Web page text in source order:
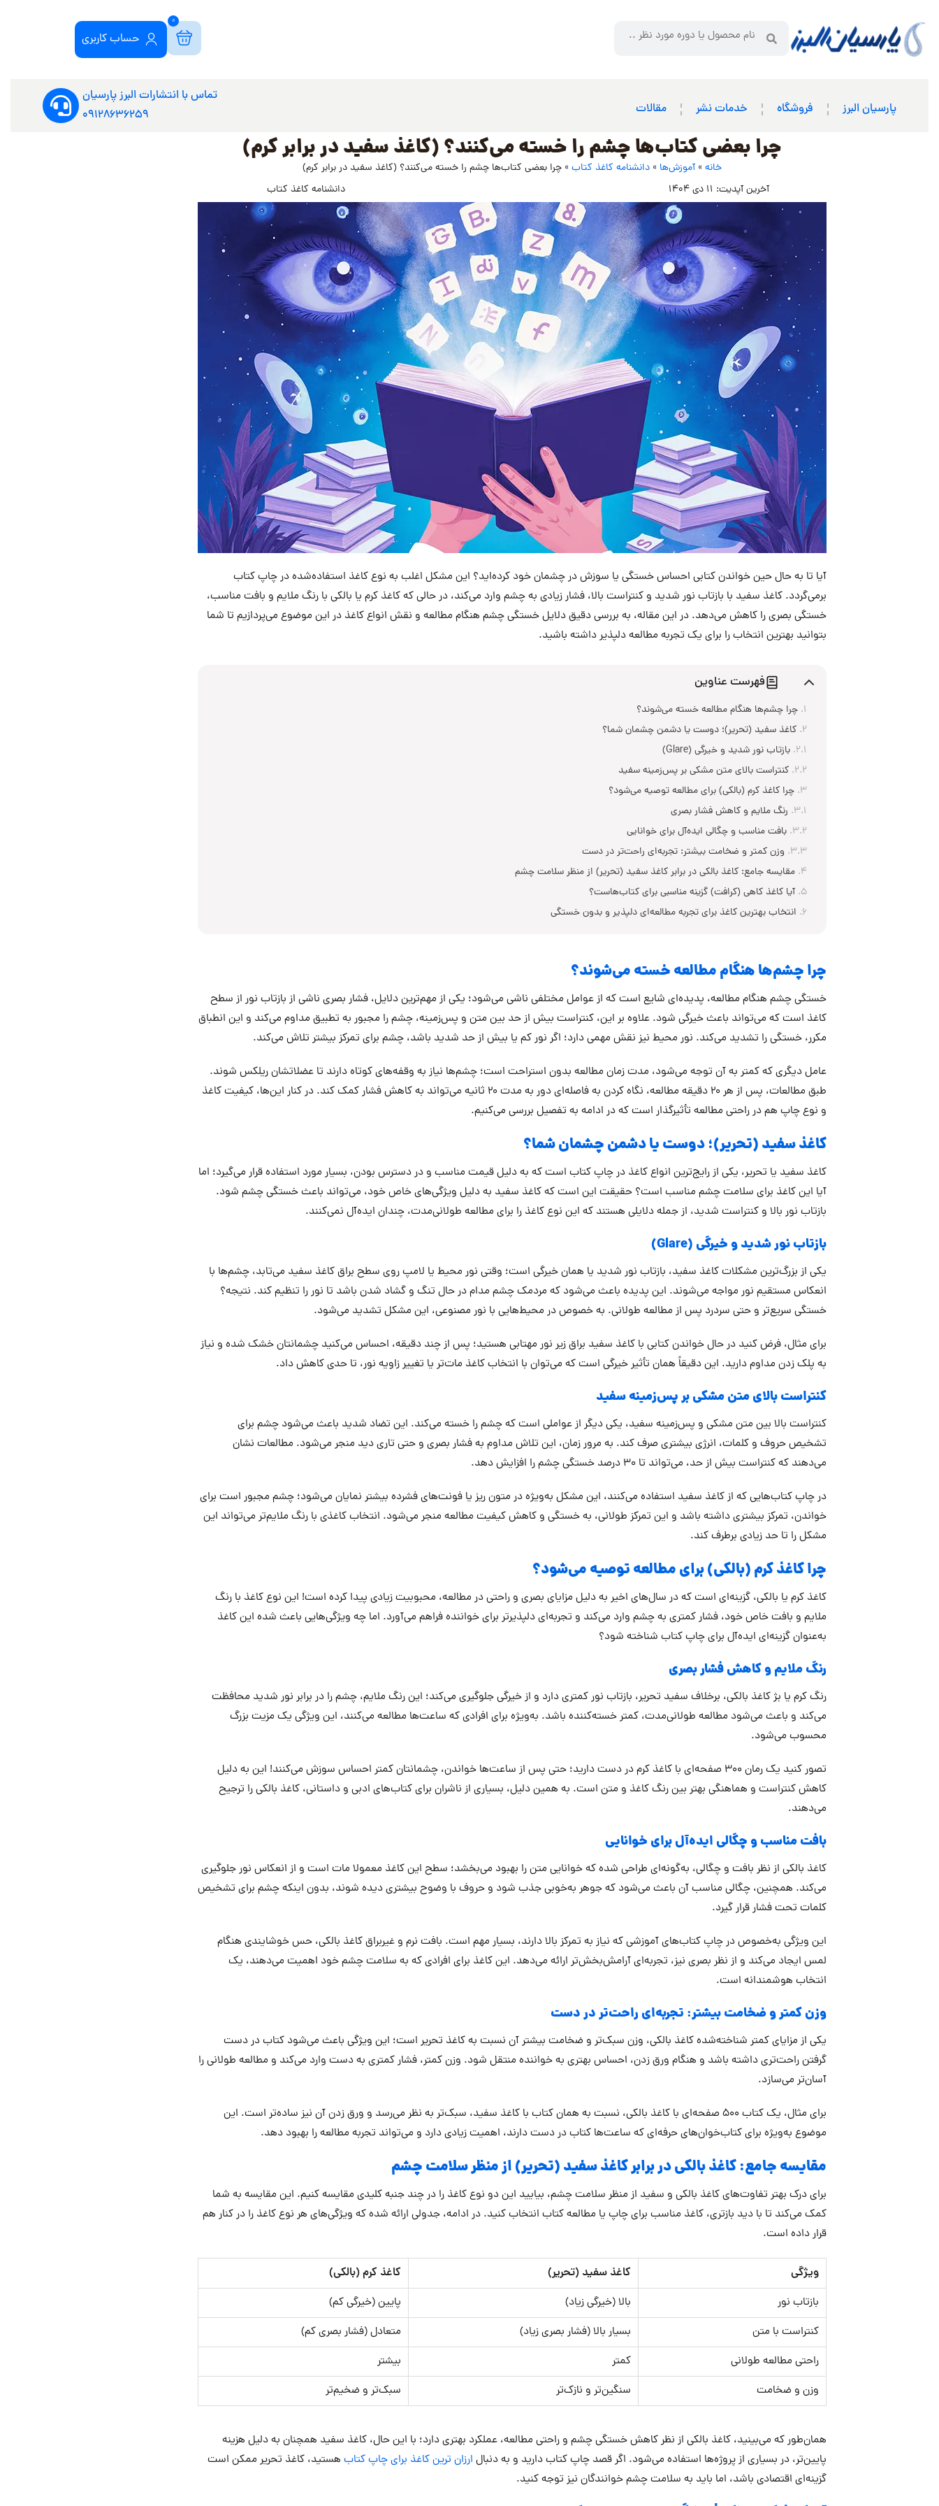
حساب کاربری
0
پارسیان البرز فروشگاه خدمات نشر مقالات
تماس با انتشارات البرز پارسیان
09128636259
چرا بعضی کتاب‌ها چشم را خسته می‌کنند؟ (کاغذ سفید در برابر کرم)
خانه » آموزش‌ها » دانشنامه کاغذ کتاب » چرا بعضی کتاب‌ها چشم را خسته می‌کنند؟ (کاغذ سفید در برابر کرم)
آخرین آپدیت: 11 دی 1404
دانشنامه کاغذ کتاب
آیا تا به حال حین خواندن کتابی احساس خستگی یا سوزش در چشمان خود کرده‌اید؟ این مشکل اغلب به نوع کاغذ استفاده‌شده در چاپ کتاب
برمی‌گردد. کاغذ سفید با بازتاب نور شدید و کنتراست بالا، فشار زیادی به چشم وارد می‌کند، در حالی که کاغذ کرم یا بالکی با رنگ ملایم و بافت مناسب،
خستگی بصری را کاهش می‌دهد. در این مقاله، به بررسی دقیق دلایل خستگی چشم هنگام مطالعه و نقش انواع کاغذ در این موضوع می‌پردازیم تا شما
بتوانید بهترین انتخاب را برای یک تجربه مطالعه دلپذیر داشته باشید.
فهرست عناوین
چرا چشم‌ها هنگام مطالعه خسته می‌شوند؟
کاغذ سفید (تحریر)؛ دوست یا دشمن چشمان شما؟
بازتاب نور شدید و خیرگی (Glare)
کنتراست بالای متن مشکی بر پس‌زمینه سفید
چرا کاغذ کرم (بالکی) برای مطالعه توصیه می‌شود؟
رنگ ملایم و کاهش فشار بصری
بافت مناسب و چگالی ایده‌آل برای خوانایی
وزن کمتر و ضخامت بیشتر: تجربه‌ای راحت‌تر در دست
مقایسه جامع: کاغذ بالکی در برابر کاغذ سفید (تحریر) از منظر سلامت چشم
آیا کاغذ کاهی (کرافت) گزینه مناسبی برای کتاب‌هاست؟
انتخاب بهترین کاغذ برای تجربه مطالعه‌ای دلپذیر و بدون خستگی
چرا چشم‌ها هنگام مطالعه خسته می‌شوند؟
خستگی چشم هنگام مطالعه، پدیده‌ای شایع است که از عوامل مختلفی ناشی می‌شود؛ یکی از مهم‌ترین دلایل، فشار بصری ناشی از بازتاب نور از سطح
کاغذ است که می‌تواند باعث خیرگی شود. علاوه بر این، کنتراست بیش از حد بین متن و پس‌زمینه، چشم را مجبور به تطبیق مداوم می‌کند و این انطباق
مکرر، خستگی را تشدید می‌کند. نور محیط نیز نقش مهمی دارد؛ اگر نور کم یا بیش از حد شدید باشد، چشم برای تمرکز بیشتر تلاش می‌کند.
عامل دیگری که کمتر به آن توجه می‌شود، مدت زمان مطالعه بدون استراحت است؛ چشم‌ها نیاز به وقفه‌های کوتاه دارند تا عضلاتشان ریلکس شوند.
طبق مطالعات، پس از هر 20 دقیقه مطالعه، نگاه کردن به فاصله‌ای دور به مدت 20 ثانیه می‌تواند به کاهش فشار کمک کند. در کنار این‌ها، کیفیت کاغذ
و نوع چاپ هم در راحتی مطالعه تأثیرگذار است که در ادامه به تفصیل بررسی می‌کنیم.
کاغذ سفید (تحریر)؛ دوست یا دشمن چشمان شما؟
کاغذ سفید یا تحریر، یکی از رایج‌ترین انواع کاغذ در چاپ کتاب است که به دلیل قیمت مناسب و در دسترس بودن، بسیار مورد استفاده قرار می‌گیرد؛ اما
آیا این کاغذ برای سلامت چشم مناسب است؟ حقیقت این است که کاغذ سفید به دلیل ویژگی‌های خاص خود، می‌تواند باعث خستگی چشم شود.
بازتاب نور بالا و کنتراست شدید، از جمله دلایلی هستند که این نوع کاغذ را برای مطالعه طولانی‌مدت، چندان ایده‌آل نمی‌کنند.
بازتاب نور شدید و خیرگی (Glare)
یکی از بزرگ‌ترین مشکلات کاغذ سفید، بازتاب نور شدید یا همان خیرگی است؛ وقتی نور محیط یا لامپ روی سطح براق کاغذ سفید می‌تابد، چشم‌ها با
انعکاس مستقیم نور مواجه می‌شوند. این پدیده باعث می‌شود که مردمک چشم مدام در حال تنگ و گشاد شدن باشد تا نور را تنظیم کند. نتیجه؟
خستگی سریع‌تر و حتی سردرد پس از مطالعه طولانی. به خصوص در محیط‌هایی با نور مصنوعی، این مشکل تشدید می‌شود.
برای مثال، فرض کنید در حال خواندن کتابی با کاغذ سفید براق زیر نور مهتابی هستید؛ پس از چند دقیقه، احساس می‌کنید چشمانتان خشک شده و نیاز
به پلک زدن مداوم دارید. این دقیقاً همان تأثیر خیرگی است که می‌توان با انتخاب کاغذ مات‌تر یا تغییر زاویه نور، تا حدی کاهش داد.
کنتراست بالای متن مشکی بر پس‌زمینه سفید
کنتراست بالا بین متن مشکی و پس‌زمینه سفید، یکی دیگر از عواملی است که چشم را خسته می‌کند. این تضاد شدید باعث می‌شود چشم برای
تشخیص حروف و کلمات، انرژی بیشتری صرف کند. به مرور زمان، این تلاش مداوم به فشار بصری و حتی تاری دید منجر می‌شود. مطالعات نشان
می‌دهند که کنتراست بیش از حد، می‌تواند تا 30 درصد خستگی چشم را افزایش دهد.
در چاپ کتاب‌هایی که از کاغذ سفید استفاده می‌کنند، این مشکل به‌ویژه در متون ریز یا فونت‌های فشرده بیشتر نمایان می‌شود؛ چشم مجبور است برای
خواندن، تمرکز بیشتری داشته باشد و این تمرکز طولانی، به خستگی و کاهش کیفیت مطالعه منجر می‌شود. انتخاب کاغذی با رنگ ملایم‌تر می‌تواند این
مشکل را تا حد زیادی برطرف کند.
چرا کاغذ کرم (بالکی) برای مطالعه توصیه می‌شود؟
کاغذ کرم یا بالکی، گزینه‌ای است که در سال‌های اخیر به دلیل مزایای بصری و راحتی در مطالعه، محبوبیت زیادی پیدا کرده است! این نوع کاغذ با رنگ
ملایم و بافت خاص خود، فشار کمتری به چشم وارد می‌کند و تجربه‌ای دلپذیرتر برای خواننده فراهم می‌آورد. اما چه ویژگی‌هایی باعث شده این کاغذ
به‌عنوان گزینه‌ای ایده‌آل برای چاپ کتاب شناخته شود؟
رنگ ملایم و کاهش فشار بصری
رنگ کرم یا بژ کاغذ بالکی، برخلاف سفید تحریر، بازتاب نور کمتری دارد و از خیرگی جلوگیری می‌کند؛ این رنگ ملایم، چشم را در برابر نور شدید محافظت
می‌کند و باعث می‌شود مطالعه طولانی‌مدت، کمتر خسته‌کننده باشد. به‌ویژه برای افرادی که ساعت‌ها مطالعه می‌کنند، این ویژگی یک مزیت بزرگ
محسوب می‌شود.
تصور کنید یک رمان 300 صفحه‌ای با کاغذ کرم در دست دارید؛ حتی پس از ساعت‌ها خواندن، چشمانتان کمتر احساس سوزش می‌کنند! این به دلیل
کاهش کنتراست و هماهنگی بهتر بین رنگ کاغذ و متن است. به همین دلیل، بسیاری از ناشران برای کتاب‌های ادبی و داستانی، کاغذ بالکی را ترجیح
می‌دهند.
بافت مناسب و چگالی ایده‌آل برای خوانایی
کاغذ بالکی از نظر بافت و چگالی، به‌گونه‌ای طراحی شده که خوانایی متن را بهبود می‌بخشد؛ سطح این کاغذ معمولا مات است و از انعکاس نور جلوگیری
می‌کند. همچنین، چگالی مناسب آن باعث می‌شود که جوهر به‌خوبی جذب شود و حروف با وضوح بیشتری دیده شوند، بدون اینکه چشم برای تشخیص
کلمات تحت فشار قرار گیرد.
این ویژگی به‌خصوص در چاپ کتاب‌های آموزشی که نیاز به تمرکز بالا دارند، بسیار مهم است. بافت نرم و غیربراق کاغذ بالکی، حس خوشایندی هنگام
لمس ایجاد می‌کند و از نظر بصری نیز، تجربه‌ای آرامش‌بخش‌تر ارائه می‌دهد. این کاغذ برای افرادی که به سلامت چشم خود اهمیت می‌دهند، یک
انتخاب هوشمندانه است.
وزن کمتر و ضخامت بیشتر: تجربه‌ای راحت‌تر در دست
یکی از مزایای کمتر شناخته‌شده کاغذ بالکی، وزن سبک‌تر و ضخامت بیشتر آن نسبت به کاغذ تحریر است؛ این ویژگی باعث می‌شود کتاب در دست
گرفتن راحت‌تری داشته باشد و هنگام ورق زدن، احساس بهتری به خواننده منتقل شود. وزن کمتر، فشار کمتری به دست وارد می‌کند و مطالعه طولانی را
آسان‌تر می‌سازد.
برای مثال، یک کتاب 500 صفحه‌ای با کاغذ بالکی، نسبت به همان کتاب با کاغذ سفید، سبک‌تر به نظر می‌رسد و ورق زدن آن نیز ساده‌تر است. این
موضوع به‌ویژه برای کتاب‌خوان‌های حرفه‌ای که ساعت‌ها کتاب در دست دارند، اهمیت زیادی دارد و می‌تواند تجربه مطالعه را بهبود دهد.
مقایسه جامع: کاغذ بالکی در برابر کاغذ سفید (تحریر) از منظر سلامت چشم
برای درک بهتر تفاوت‌های کاغذ بالکی و سفید از منظر سلامت چشم، بیایید این دو نوع کاغذ را در چند جنبه کلیدی مقایسه کنیم. این مقایسه به شما
کمک می‌کند تا با دید بازتری، کاغذ مناسب برای چاپ یا مطالعه کتاب انتخاب کنید. در ادامه، جدولی ارائه شده که ویژگی‌های هر نوع کاغذ را در کنار هم
قرار داده است.
ویژگی کاغذ سفید (تحریر)
کاغذ کرم (بالکی)
بازتاب نور
بالا (خیرگی زیاد)
پایین (خیرگی کم)
کنتراست با متن
بسیار بالا (فشار بصری زیاد)
متعادل (فشار بصری کم)
راحتی مطالعه طولانی
کمتر
بیشتر
وزن و ضخامت
سنگین‌تر و نازک‌تر سبک‌تر و ضخیم‌تر
همان‌طور که می‌بینید، کاغذ بالکی از نظر کاهش خستگی چشم و راحتی مطالعه، عملکرد بهتری دارد؛ با این حال، کاغذ سفید همچنان به دلیل هزینه
پایین‌تر، در بسیاری از پروژه‌ها استفاده می‌شود. اگر قصد چاپ کتاب دارید و به دنبال ارزان ترین کاغذ برای چاپ کتاب هستید، کاغذ تحریر ممکن است
گزینه‌ای اقتصادی باشد، اما باید به سلامت چشم خوانندگان نیز توجه کنید.